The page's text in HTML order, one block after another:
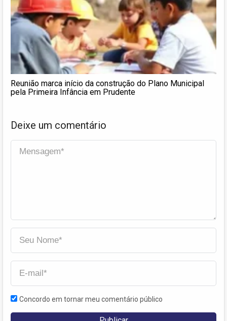
Reunião marca início da construção do Plano Municipal
pela Primeira Infância em Prudente
Deixe um comentário
Concordo em tornar meu comentário público